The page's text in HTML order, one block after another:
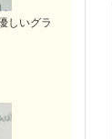
しいグラ